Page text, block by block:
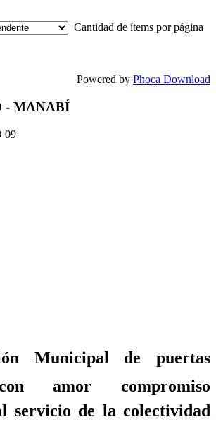
Cantidad de ítems por página
Powered by Phoca Download
- MANABÍ
Municipal de puertas
amor compromiso
servicio de la colectividad